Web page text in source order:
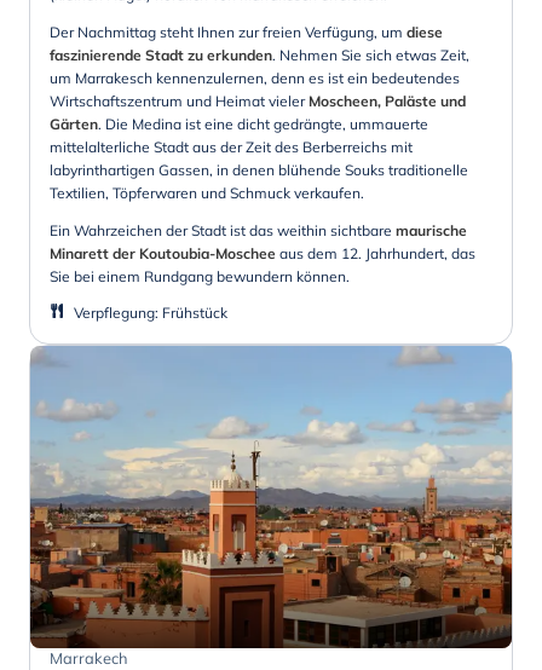
Der Nachmittag steht Ihnen zur freien Verfügung, um diese
faszinierende Stadt zu erkunden. Nehmen Sie sich etwas Zeit,
um Marrakesch kennenzulernen, denn es ist ein bedeutendes
Wirtschaftszentrum und Heimat vieler Moscheen, Paläste und
Gärten. Die Medina ist eine dicht gedrängte, ummauerte
mittelalterliche Stadt aus der Zeit des Berberreichs mit
labyrinthartigen Gassen, in denen blühende Souks traditionelle
Textilien, Töpferwaren und Schmuck verkaufen.
Ein Wahrzeichen der Stadt ist das weithin sichtbare maurische
Minarett der Koutoubia-Moschee aus dem 12. Jahrhundert, das
Sie bei einem Rundgang bewundern können.
Verpflegung: Frühstück
Marrakech